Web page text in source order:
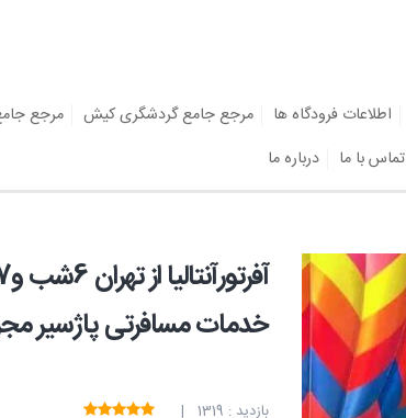
اطلاعات فرودگاه ها مرجع جامع گردشگری کیش مرجع
تماس با ما درباره ما
خدمات مسافرتی پاژسیر
بازدید : 1319 |